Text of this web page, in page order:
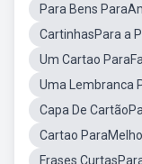
Para Bens
CartinhasPara a
Um Cartao
Uma Lembranca
Capa De
Cartao
Frases